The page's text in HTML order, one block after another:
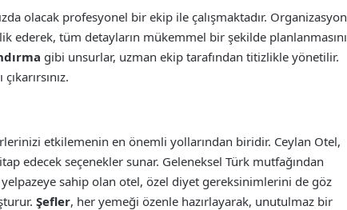
olacak profesyonel bir ekip ile çalışmaktadır. Organizasyon
ederek, tüm detayların mükemmel bir şekilde planlanmasını
gibi unsurlar, uzman ekip tarafından titizlikle yönetilir.
etkilemenin en önemli yollarından biridir. Ceylan Otel,
edecek seçenekler sunar. Geleneksel Türk mutfağından
sahip olan otel, özel diyet gereksinimlerini de göz
Şefler, her yemeği özenle hazırlayarak, unutulmaz bir